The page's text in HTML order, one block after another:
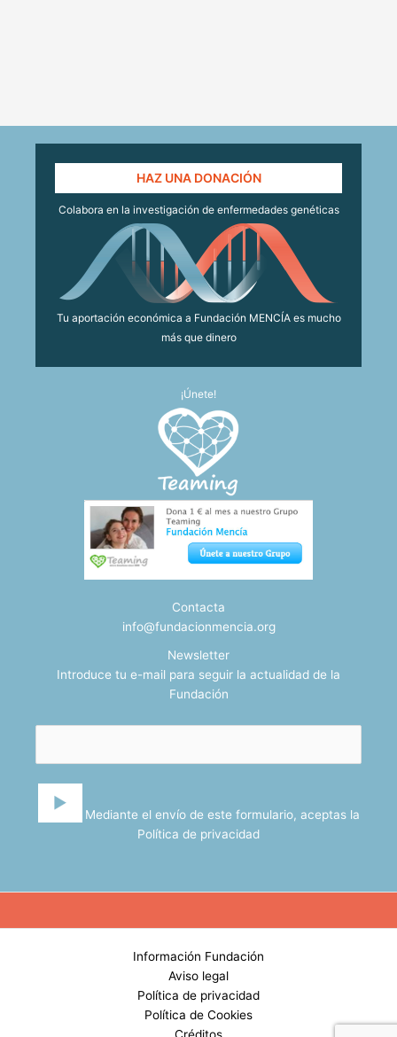
HAZ UNA DONACIÓN
Colabora en la investigación de enfermedades genéticas
Tu aportación económica a Fundación MENCÍA es mucho
más que dinero
¡Únete!
Contacta
info@fundacionmencia.org
Newsletter
Introduce tu e-mail para seguir la actualidad de la
Fundación
Mediante el envío de este formulario, aceptas la
Política de privacidad
Información Fundación
Aviso legal
Política de privacidad
Política de Cookies